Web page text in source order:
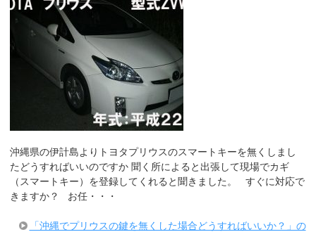
沖縄県の伊計島よりトヨタプリウスのスマートキーを無くしまし
たどうすればいいのですか 聞く所によると出張して現場でカギ
（スマートキー）を登録してくれると聞きました。 すぐに対応で
きますか？ お任・・・
「沖縄でプリウスの鍵を無くした場合どうすればいいか？」の